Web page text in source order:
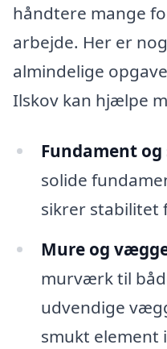
håndtere mange
arbejde. Her er
almindelige
Ilskov kan hjælpe
Fundament og
solide
sikrer stabilitet
Mure og
murværk til
udvendige
smukt element